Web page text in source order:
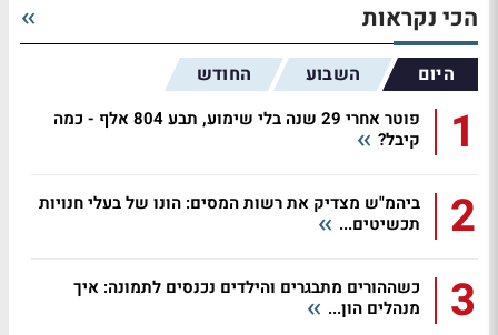
הכי נקראות
היום השבוע החודש
1
פוטר אחרי 29 שנה בלי שימוע, תבע 804 אלף - כמה
קיבל?
2
ביהמ"ש מצדיק את רשות המסים: הונו של בעלי חנויות
תכשיטים...
3
כשההורים מתבגרים והילדים נכנסים לתמונה: איך
מנהלים הון...